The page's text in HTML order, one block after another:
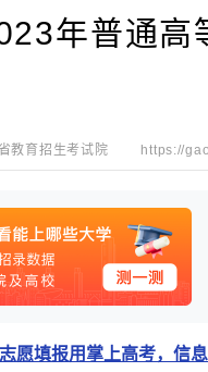
年普通高
教育招生考试院 https://
愿填报用掌上高考，信